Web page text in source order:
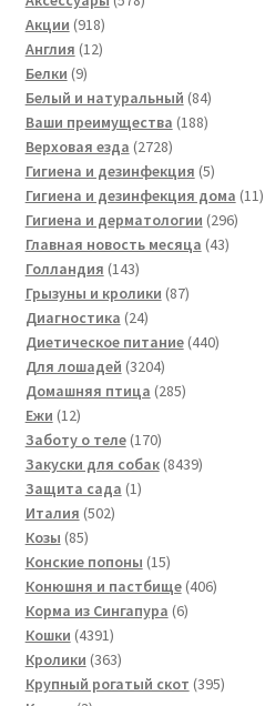
Акции 918918
товаров
Англия 1212
Белки 99
товаров
Белый и натуральный 8484
товара
Ваши преимущества 188188
Верховая езда 27282728
товаров
Гигиена и дезинфекция 55
товаров
Гигиена и дезинфекция дома 1111
Гигиена и дерматологии 296296
Главная новость месяца 4343
Голландия 143143
товара
Грызуны и кролики 8787
Диагностика 2424
товара
Диетическое питание 440440
Для лошадей 32043204
товара
Домашняя птица 285285
Ежи 1212
товаров
Заботу о теле 170170
товаров
Закуски для собак 84398439
Защита сада 11
Италия 502502
Козы 8585
товаров
Конские попоны 1515
товаров
Конюшня и пастбище 406406
Корма из Сингапура 66
Кошки 43914391
товар
Кролики 363363
товара
Крупный рогатый скот 395395